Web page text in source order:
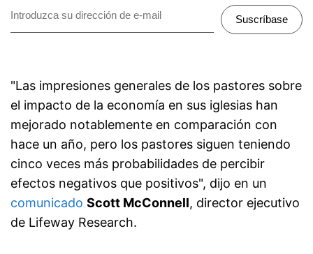
Suscríbase
"Las impresiones generales de los pastores sobre
el impacto de la economía en sus iglesias han
mejorado notablemente en comparación con
hace un año, pero los pastores siguen teniendo
cinco veces más probabilidades de percibir
efectos negativos que positivos", dijo en un
comunicado Scott McConnell, director ejecutivo
de Lifeway Research.